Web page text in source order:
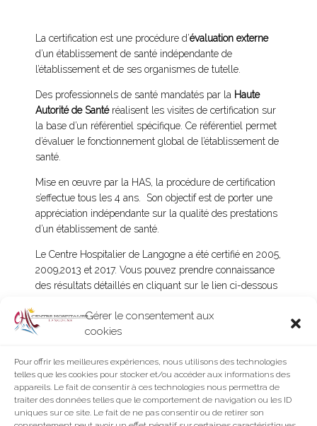
Gérer le consentement aux
cookies
Pour offrir les meilleures expériences, nous utilisons des technologies
telles que les cookies pour stocker et/ou accéder aux informations des
appareils. Le fait de consentir à ces technologies nous permettra de
traiter des données telles que le comportement de navigation ou les ID
uniques sur ce site. Le fait de ne pas consentir ou de retirer son
La certification est une procédure d’évaluation externe
d’un établissement de santé indépendante de
l’établissement et de ses organismes de tutelle.
Des professionnels de santé mandatés par la Haute
Autorité de Santéréalisent les visites de certification sur
la base d’un référentiel spécifique. Ce référentiel permet
d’évaluer le fonctionnement global de l’établissement de
santé.
Mise en œuvre par la HAS, la procédure de certification
s’effectue tous les 4 ans. Son objectif est de porter une
appréciation indépendante sur la qualité des prestations
d’un établissement de santé.
Le Centre Hospitalier de Langogne a été certifié en 2005,
2009,2013 et 2017. Vous pouvez prendre connaissance
des résultats détaillés en cliquant sur le lien ci-dessous
Résultat de certification – CH Langogne